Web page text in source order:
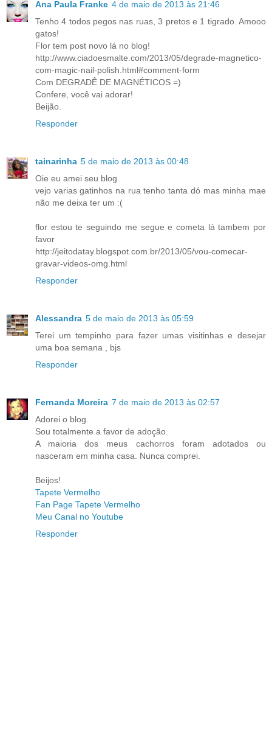
Ana Paula Franke 4 de maio de 2013 às 21:46
Tenho 4 todos pegos nas ruas, 3 pretos e 1 tigrado. Amooo
gatos!
Flor tem post novo lá no blog!
http://www.ciadoesmalte.com/2013/05/degrade-magnetico-
com-magic-nail-polish.html#comment-form
Com DEGRADÊ DE MAGNÉTICOS =)
Confere, você vai adorar!
Beijão.
Responder
tainarinha 5 de maio de 2013 às 00:48
Oie eu amei seu blog.
vejo varias gatinhos na rua tenho tanta dó mas minha mae
não me deixa ter um :(
flor estou te seguindo me segue e cometa lá tambem por
favor
http://jeitodatay.blogspot.com.br/2013/05/vou-comecar-
gravar-videos-omg.html
Responder
Alessandra 5 de maio de 2013 às 05:59
Terei um tempinho para fazer umas visitinhas e desejar
uma boa semana , bjs
Responder
Fernanda Moreira 7 de maio de 2013 às 02:57
Adorei o blog.
Sou totalmente a favor de adoção.
A maioria dos meus cachorros foram adotados ou
nasceram em minha casa. Nunca comprei.
Beijos!
Tapete Vermelho
Fan Page Tapete Vermelho
Meu Canal no Youtube
Responder